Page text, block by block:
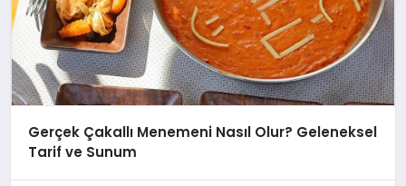
Gerçek Çakallı Menemeni Nasıl Olur? Geleneksel
Tarif ve Sunum